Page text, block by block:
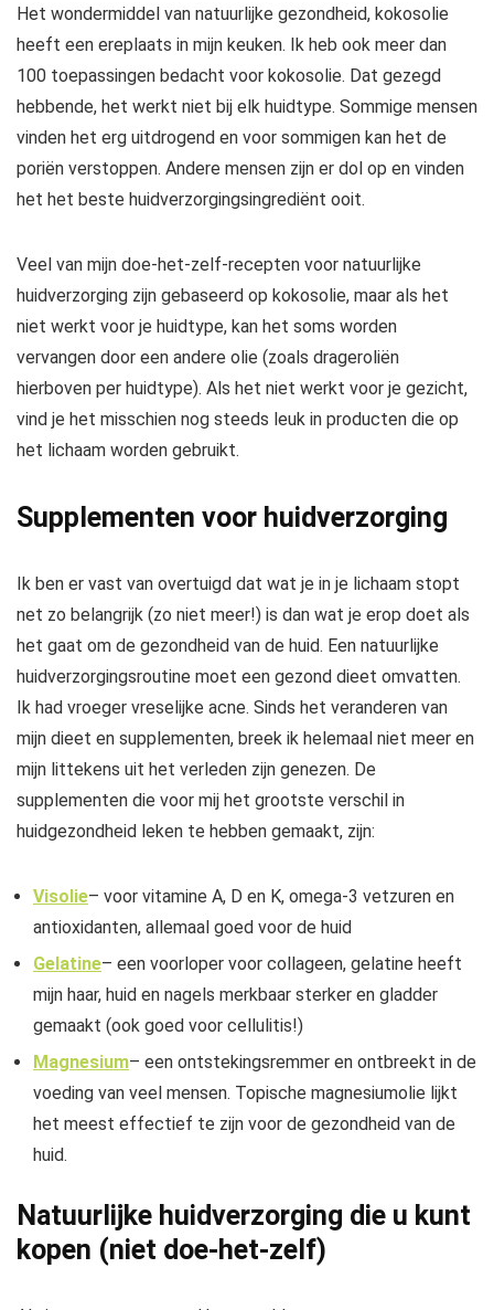
Het wondermiddel van natuurlijke gezondheid, kokosolie
heeft een ereplaats in mijn keuken. Ik heb ook meer dan
100 toepassingen bedacht voor kokosolie. Dat gezegd
hebbende, het werkt niet bij elk huidtype. Sommige mensen
vinden het erg uitdrogend en voor sommigen kan het de
poriën verstoppen. Andere mensen zijn er dol op en vinden
het het beste huidverzorgingsingrediënt ooit.
Veel van mijn doe-het-zelf-recepten voor natuurlijke
huidverzorging zijn gebaseerd op kokosolie, maar als het
niet werkt voor je huidtype, kan het soms worden
vervangen door een andere olie (zoals drageroliën
hierboven per huidtype). Als het niet werkt voor je gezicht,
vind je het misschien nog steeds leuk in producten die op
het lichaam worden gebruikt.
Supplementen voor huidverzorging
Ik ben er vast van overtuigd dat wat je in je lichaam stopt
net zo belangrijk (zo niet meer!) is dan wat je erop doet als
het gaat om de gezondheid van de huid. Een natuurlijke
huidverzorgingsroutine moet een gezond dieet omvatten.
Ik had vroeger vreselijke acne. Sinds het veranderen van
mijn dieet en supplementen, breek ik helemaal niet meer en
mijn littekens uit het verleden zijn genezen. De
supplementen die voor mij het grootste verschil in
huidgezondheid leken te hebben gemaakt, zijn:
Visolie– voor vitamine A, D en K, omega-3 vetzuren en
antioxidanten, allemaal goed voor de huid
Gelatine– een voorloper voor collageen, gelatine heeft
mijn haar, huid en nagels merkbaar sterker en gladder
gemaakt (ook goed voor cellulitis!)
Magnesium– een ontstekingsremmer en ontbreekt in de
voeding van veel mensen. Topische magnesiumolie lijkt
het meest effectief te zijn voor de gezondheid van de
huid.
Natuurlijke huidverzorging die u kunt
kopen (niet doe-het-zelf)